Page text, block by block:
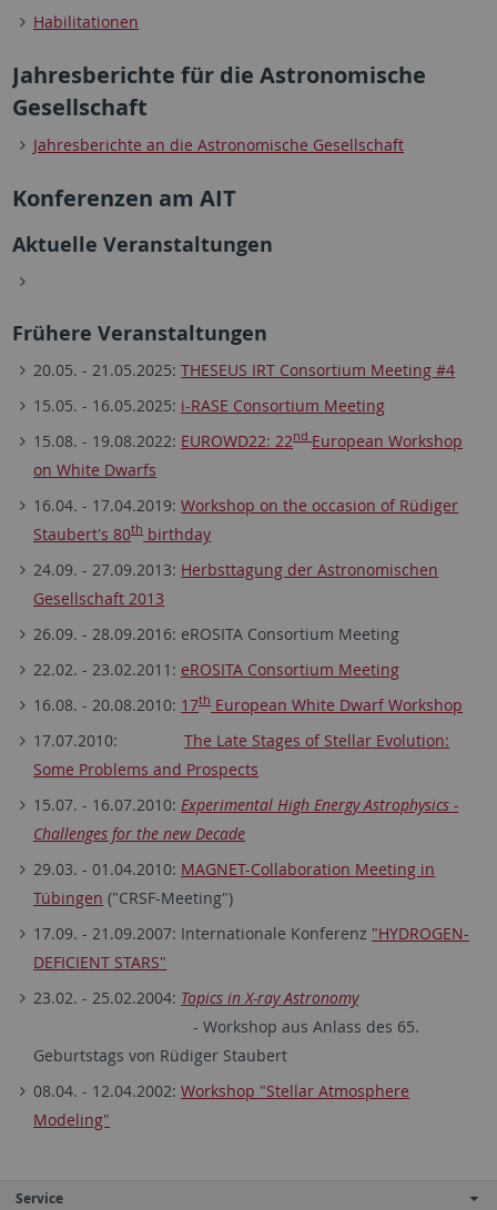
Habilitationen
Jahresberichte für die Astronomische
Gesellschaft
Jahresberichte an die Astronomische Gesellschaft
Konferenzen am AIT
Aktuelle Veranstaltungen
Frühere Veranstaltungen
20.05. - 21.05.2025:THESEUS IRT Consortium Meeting #4
15.05. - 16.05.2025: i-RASE Consortium Meeting
15.08. - 19.08.2022: EUROWD22: 22nd European Workshop
on White Dwarfs
16.04. - 17.04.2019:Workshop on the occasion of Rüdiger
Staubert's 80th birthday
24.09. - 27.09.2013: Herbsttagung der Astronomischen
Gesellschaft 2013
26.09. - 28.09.2016: eROSITA Consortium Meeting
22.02. - 23.02.2011: eROSITA Consortium Meeting
16.08. - 20.08.2010: 17th European White Dwarf Workshop
17.07.2010:The Late Stages of Stellar Evolution:
Some Problems and Prospects
15.07. - 16.07.2010: Experimental High Energy Astrophysics -
Challenges for the new Decade
29.03. - 01.04.2010: MAGNET-Collaboration Meeting in
Tübingen ("CRSF-Meeting")
17.09. - 21.09.2007: Internationale Konferenz "HYDROGEN-
DEFICIENT STARS"
23.02. - 25.02.2004: Topics in X-ray Astronomy
- Workshop aus Anlass des 65.
Geburtstags von Rüdiger Staubert
08.04. - 12.04.2002:Workshop "Stellar Atmosphere
Modeling"
Service